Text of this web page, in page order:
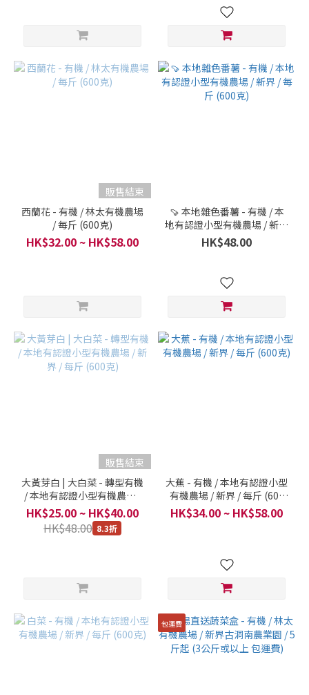
販售結束
西蘭花 - 有機 / 林太有機農場
/ 每斤 (600克)
HK$32.00 ~ HK$58.00
🍠 本地雜色番薯 - 有機 / 本
地有認證小型有機農場 / 新界
/ 每斤 (600克)
HK$48.00
販售結束
大黃芽白 | 大白菜 - 轉型有機
/ 本地有認證小型有機農場 /
新界 / 每斤 (600克)
HK$25.00 ~ HK$40.00
HK$48.00 8.3折
大蕉 - 有機 / 本地有認證小型
有機農場 / 新界 / 每斤 (600
克)
HK$34.00 ~ HK$58.00
包運費